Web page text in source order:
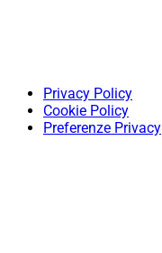
Privacy Policy
Cookie Policy
Preferenze Privacy